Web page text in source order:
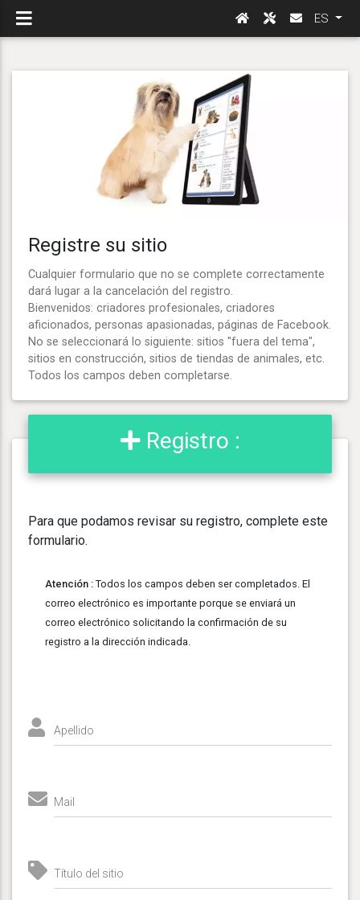
ES
Registre su sitio
Cualquier formulario que no se complete correctamente
dará lugar a la cancelación del registro.
Bienvenidos: criadores profesionales, criadores
aficionados, personas apasionadas, páginas de Facebook.
No se seleccionará lo siguiente: sitios "fuera del tema",
sitios en construcción, sitios de tiendas de animales, etc.
Todos los campos deben completarse.
Registro :
Para que podamos revisar su registro, complete este
formulario.
Atención : Todos los campos deben ser completados. El
correo electrónico es importante porque se enviará un
correo electrónico solicitando la confirmación de su
registro a la dirección indicada.
Apellido
Mail
Título del sitio